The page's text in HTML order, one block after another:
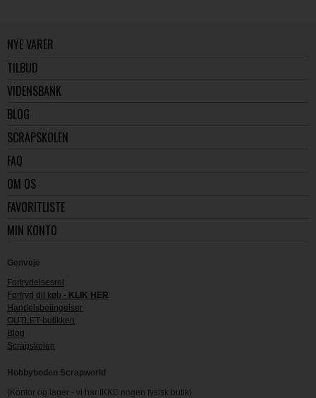
NYE VARER
TILBUD
VIDENSBANK
BLOG
SCRAPSKOLEN
FAQ
OM OS
FAVORITLISTE
MIN KONTO
Genveje
Fortrydelsesret
Fortryd dit køb - KLIK HER
Handelsbetingelser
OUTLET-butikken
Blog
Scrapskolen
Hobbyboden Scrapworld
(Kontor og lager - vi har IKKE nogen fysisk butik)